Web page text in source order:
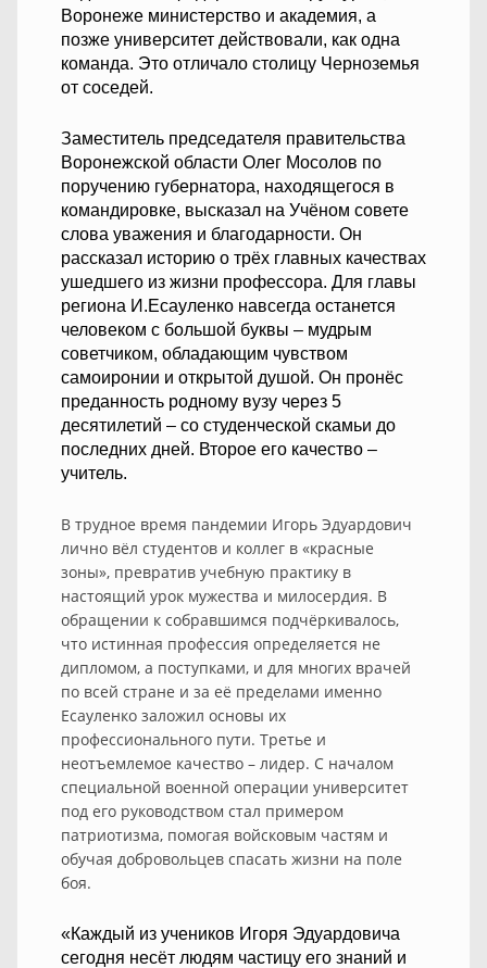
Воронеже министерство и академия, а
позже университет действовали, как одна
команда. Это отличало столицу Черноземья
от соседей.
Заместитель председателя правительства
Воронежской области Олег Мосолов по
поручению губернатора, находящегося в
командировке, высказал на Учёном совете
слова уважения и благодарности. Он
рассказал историю о трёх главных качествах
ушедшего из жизни профессора. Для главы
региона И.Есауленко навсегда останется
человеком с большой буквы – мудрым
советчиком, обладающим чувством
самоиронии и открытой душой. Он пронёс
преданность родному вузу через 5
десятилетий – со студенческой скамьи до
последних дней. Второе его качество –
учитель.
В трудное время пандемии Игорь Эдуардович
лично вёл студентов и коллег в «красные
зоны», превратив учебную практику в
настоящий урок мужества и милосердия. В
обращении к собравшимся подчёркивалось,
что истинная профессия определяется не
дипломом, а поступками, и для многих врачей
по всей стране и за её пределами именно
Есауленко заложил основы их
профессионального пути. Третье и
неотъемлемое качество – лидер. С началом
специальной военной операции университет
под его руководством стал примером
патриотизма, помогая войсковым частям и
обучая добровольцев спасать жизни на поле
боя.
«Каждый из учеников Игоря Эдуардовича
сегодня несёт людям частицу его знаний и